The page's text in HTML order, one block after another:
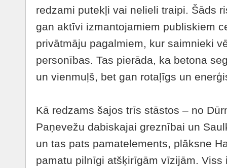
redzami putekļi vai nelieli traipi. Šāds
gan aktīvi izmantojamiem publiskiem
privātmāju pagalmiem, kur saimnieki
personības. Tas pierāda, ka betona
un vienmuļš, bet gan rotaļīgs un
Kā redzams šajos trīs stāstos – no
Paņevežu dabiskajai greznībai un
un tas pats pamatelements, plāksne
pamatu pilnīgi atšķirīgām vīzijām.